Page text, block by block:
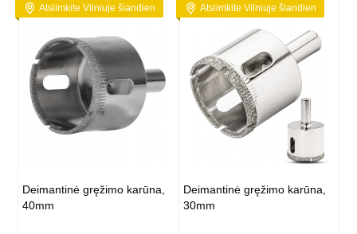
Atsiimkite Vilniuje šiandien
Deimantinė gręžimo karūna,
40mm
Atsiimkite Vilniuje šiandien
Deimantinė gręžimo karūna,
30mm